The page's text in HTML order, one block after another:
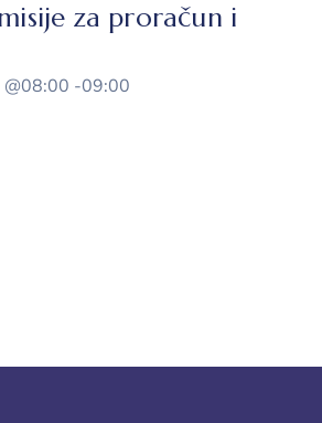
za proračun i
08:00 -09:00